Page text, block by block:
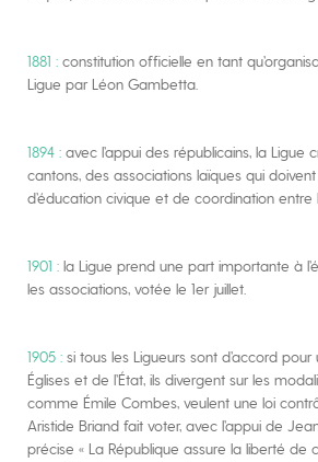
1881 : constitution officielle en tant
Ligue par Léon Gambetta.
1894 : avec l’appui des républicains, la Ligue
cantons, des associations laïques qui
d’éducation civique et de coordination entre
1901 : la Ligue prend une part importante à
les associations, votée le 1er juillet.
1905 : si tous les Ligueurs sont d’accord
Églises et de l’État, ils divergent sur les
comme Émile Combes, veulent une loi
Aristide Briand fait voter, avec l’appui de
précise « La République assure la liberté de